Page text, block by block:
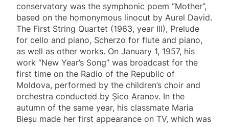
conservatory was the symphonic poem “Mother”,
based on the homonymous linocut by Aurel David.
The First String Quartet (1963, year III), Prelude
for cello and piano, Scherzo for flute and piano,
as well as other works. On January 1, 1957, his
work “New Year’s Song” was broadcast for the
first time on the Radio of the Republic of
Moldova, performed by the children’s choir and
orchestra conducted by Șico Aranov. In the
autumn of the same year, his classmate Maria
Bieșu made her first appearance on TV, which was